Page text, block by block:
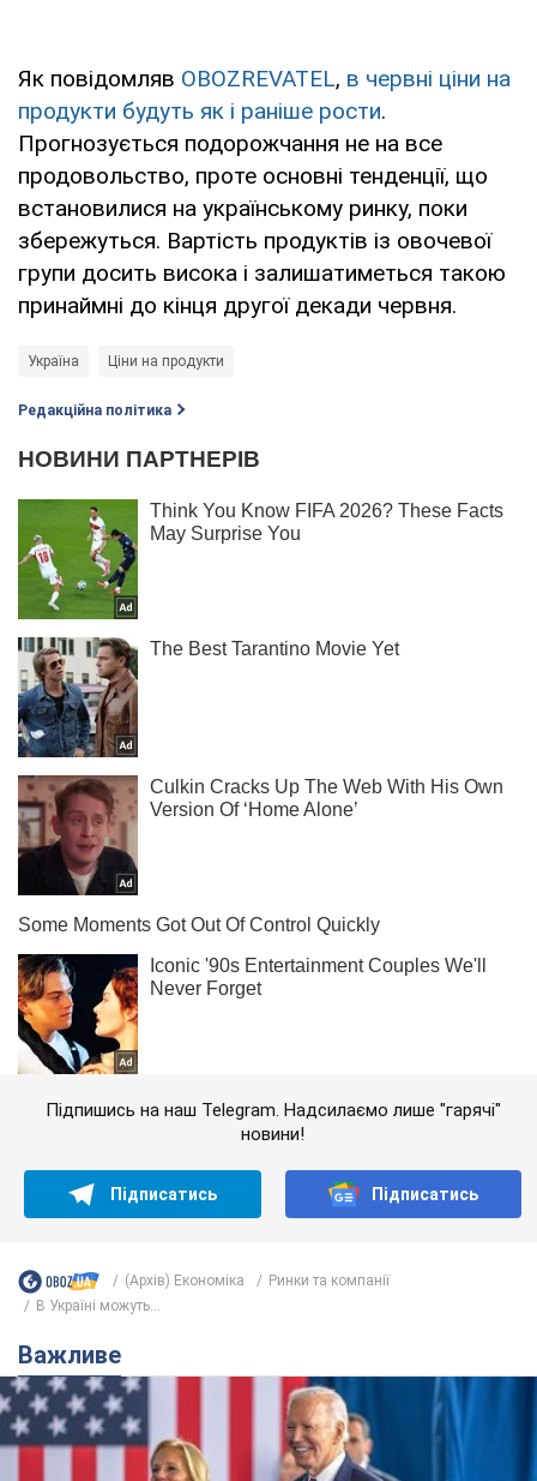
Як повідомляв OBOZREVATEL, в червні ціни на
продукти будуть як і раніше рости.
Прогнозується подорожчання не на все
продовольство, проте основні тенденції, що
встановилися на українському ринку, поки
збережуться. Вартість продуктів із овочевої
групи досить висока і залишатиметься такою
принаймні до кінця другої декади червня.
Україна Ціни на продукти
Редакційна політика
Підпишись на наш Telegram. Надсилаємо лише "гарячі"
новини!
Підписатись Підписатись
(Архів) Економіка
Ринки та компанії
В Україні можуть...
Важливе